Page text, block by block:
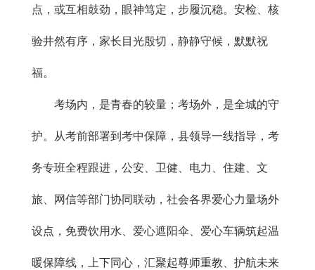
点，或互相鼓劲，眼神笃定，步履沉稳。安检、核
验井然有序，家长目光殷切，静静守候，默默祝
福。
考场内，是青春的较量；考场外，是全城的守
护。从考前部署到考中保障，县领导一线指导，考
务专班全程跟进，公安、卫健、电力、住建、文
旅、网信等部门协同联动，社会各界爱心力量场外
设点，免费饮用水、爱心遮阳伞、爱心车辆筑起温
暖保障线，上下同心，汇聚起尊师重教、护航未来